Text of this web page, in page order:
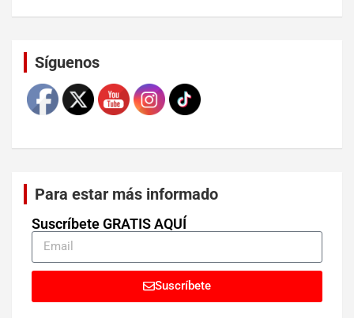
Síguenos
Para estar más informado
Suscríbete GRATIS AQUÍ
Suscríbete